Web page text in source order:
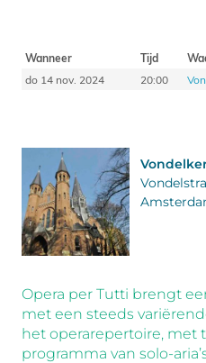
Wanneer Tijd
do 14 nov. 2024
20:00
Opera per Tutti brengt
met een steeds
het operarepertoire, met
programma van solo-